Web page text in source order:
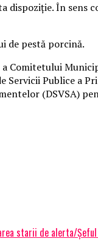
În sens
de pestă porcină.
Servicii Publice a
(DSVSA)
starii de alerta/